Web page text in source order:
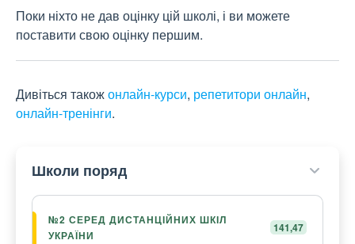
Поки ніхто не дав оцінку цій школі, і ви можете
поставити свою оцінку першим.
Дивіться такожонлайн-курси, репетитори онлайн,
онлайн-тренінги.
Школи поряд
№2 СЕРЕД ДИСТАНЦІЙНИХ ШКІЛ
УКРАЇНИ
141,47